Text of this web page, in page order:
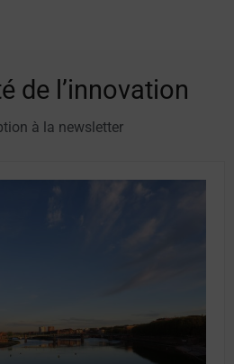
de l’innovation
à la newsletter